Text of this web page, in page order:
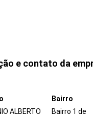
e contato da
ALBERTO
Bairro
Bairro 1 de